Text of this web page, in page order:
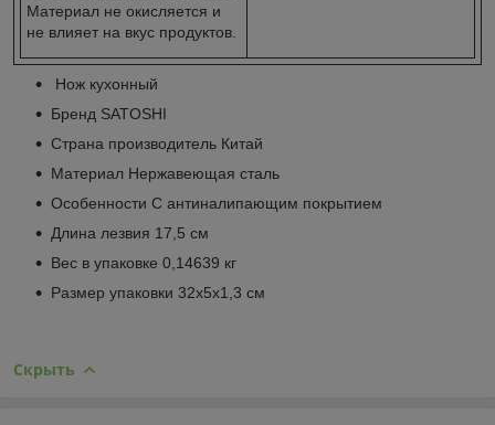
Материал не окисляется и
не влияет на вкус продуктов.
Нож кухонный
Бренд SATOSHI
Страна производитель Китай
Материал Нержавеющая сталь
Особенности С антиналипающим покрытием
Длина лезвия 17,5 см
Вес в упаковке 0,14639 кг
Размер упаковки 32х5х1,3 см
Скрыть